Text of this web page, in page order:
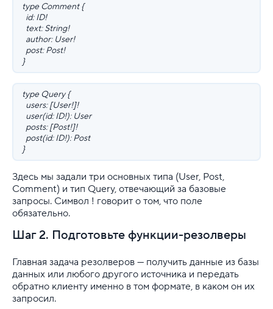
type Comment {
id: ID!
text: String!
author: User!
post: Post!
}
type Query {
users: [User!]!
user(id: ID!): User
posts: [Post!]!
post(id: ID!): Post
}
Здесь мы задали три основных типа (User, Post,
Comment) и тип Query, отвечающий за базовые
запросы. Символ ! говорит о том, что поле
обязательно.
Шаг 2. Подготовьте функции-резолверы
Главная задача резолверов — получить данные из базы
данных или любого другого источника и передать
обратно клиенту именно в том формате, в каком он их
запросил.